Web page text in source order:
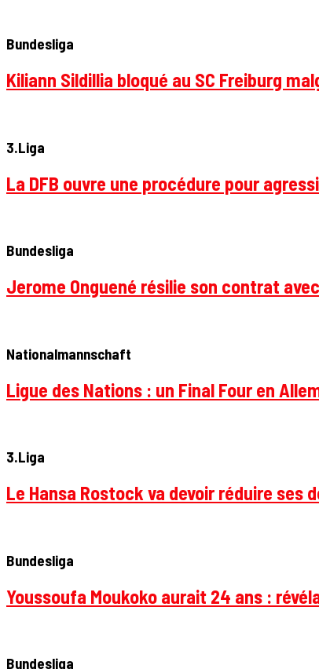
Bundesliga
Kiliann Sildillia bloqué au SC Freiburg
3.Liga
La DFB ouvre une procédure pour
Bundesliga
Jerome Onguené résilie son contrat
Nationalmannschaft
Ligue des Nations : un Final Four en
3.Liga
Le Hansa Rostock va devoir réduire ses
Bundesliga
Youssoufa Moukoko aurait 24 ans :
Bundesliga